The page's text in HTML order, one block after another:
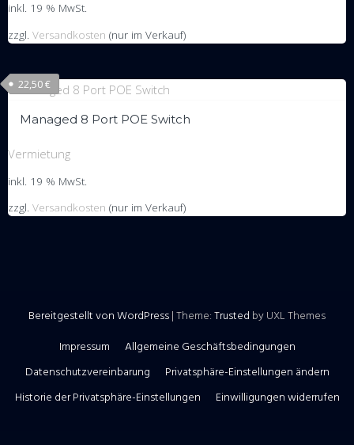
inkl. 19 % MwSt.
zzgl. Versandkosten (nur im Verkauf)
Managed 8 Port POE Switch
22,50€
Vermietung
inkl. 19 % MwSt.
zzgl. Versandkosten (nur im Verkauf)
Bereitgestellt von WordPress|Theme:Trusted by UXL Themes
Impressum
Allgemeine Geschäftsbedingungen
Datenschutzvereinbarung
Privatsphäre-Einstellungen ändern
Historie der Privatsphäre-Einstellungen
Einwilligungen widerrufen